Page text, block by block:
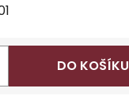
DO KOŠÍKU